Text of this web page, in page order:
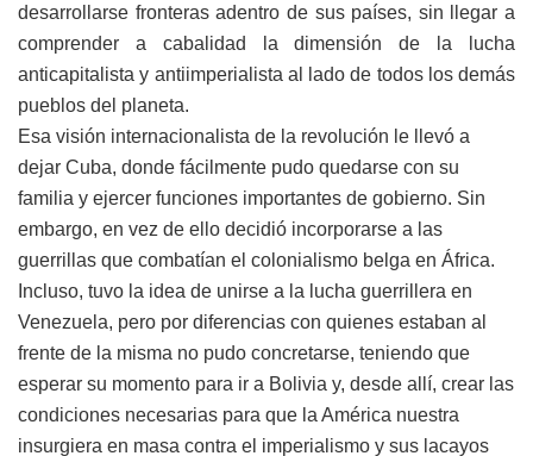
desarrollarse fronteras adentro de sus países, sin llegar a
comprender a cabalidad la dimensión de la lucha
anticapitalista y antiimperialista al lado de todos los demás
pueblos del planeta.
Esa visión internacionalista de la revolución le llevó a
dejar Cuba, donde fácilmente pudo quedarse con su
familia y ejercer funciones importantes de gobierno. Sin
embargo, en vez de ello decidió incorporarse a las
guerrillas que combatían el colonialismo belga en África.
Incluso, tuvo la idea de unirse a la lucha guerrillera en
Venezuela, pero por diferencias con quienes estaban al
frente de la misma no pudo concretarse, teniendo que
esperar su momento para ir a Bolivia y, desde allí, crear las
condiciones necesarias para que la América nuestra
insurgiera en masa contra el imperialismo y sus lacayos